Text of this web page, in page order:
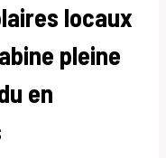
locaux
pleine
en